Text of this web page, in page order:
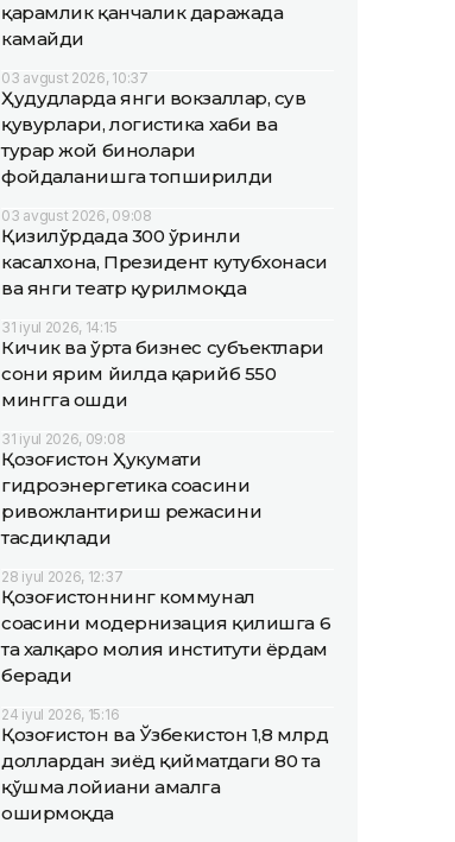
қарамлик қанчалик даражада
камайди
03 avgust 2026, 10:37
Ҳудудларда янги вокзаллар, сув
қувурлари, логистика хаби ва
турар жой бинолари
фойдаланишга топширилди
03 avgust 2026, 09:08
Қизилўрдада 300 ўринли
касалхона, Президент кутубхонаси
ва янги театр қурилмоқда
31 iyul 2026, 14:15
Кичик ва ўрта бизнес субъектлари
сони ярим йилда қарийб 550
мингга ошди
31 iyul 2026, 09:08
Қозоғистон Ҳукумати
гидроэнергетика соҳасини
ривожлантириш режасини
тасдиқлади
28 iyul 2026, 12:37
Қозоғистоннинг коммунал
соҳасини модернизация қилишга 6
та халқаро молия институти ёрдам
беради
24 iyul 2026, 15:16
Қозоғистон ва Ўзбекистон 1,8 млрд
доллардан зиёд қийматдаги 80 та
қўшма лойиҳани амалга
оширмоқда